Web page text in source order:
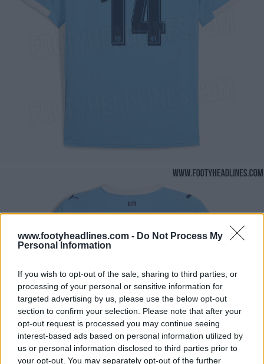
www.footyheadlines.com - Do Not Process My
Personal Information
If you wish to opt-out of the sale, sharing to third parties, or
processing of your personal or sensitive information for
targeted advertising by us, please use the below opt-out
section to confirm your selection. Please note that after your
opt-out request is processed you may continue seeing
interest-based ads based on personal information utilized by
us or personal information disclosed to third parties prior to
your opt-out. You may separately opt-out of the further